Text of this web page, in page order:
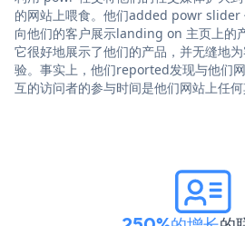
的网站上喂食。他们added powr slider
向他们的客户展示landing on 主页上的
它很好地展示了他们的产品，并无缝地
验。事实上，他们reported发现与他们
互的访问者的参与时间是他们网站上任何